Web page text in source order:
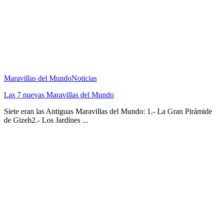
Maravillas del MundoNoticias
Las 7 nuevas Maravillas del Mundo
Siete eran las Antiguas Maravillas del Mundo: 1.- La Gran Pirámide
de Gizeh2.- Los Jardínes ...